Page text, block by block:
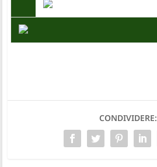
CONDIVIDERE: